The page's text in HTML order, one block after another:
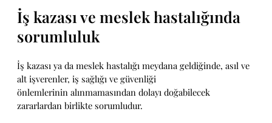
İş kazası ve meslek hastalığında
sorumluluk
İş kazası ya da meslek hastalığı meydana geldiğinde, asıl ve
alt işverenler, iş sağlığı ve güvenliği
önlemlerinin alınmamasından dolayı doğabilecek
zararlardan birlikte sorumludur.